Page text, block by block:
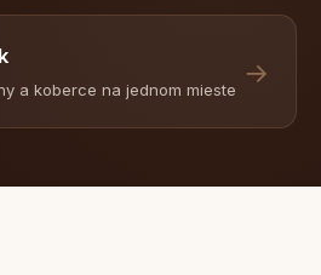
a koberce na jednom mieste
→